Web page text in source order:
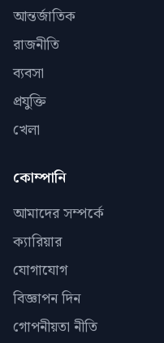
আন্তর্জাতিক
রাজনীতি
ব্যবসা
প্রযুক্তি
খেলা
কোম্পানি
আমাদের সম্পর্কে
ক্যারিয়ার
যোগাযোগ
বিজ্ঞাপন দিন
গোপনীয়তা নীতি